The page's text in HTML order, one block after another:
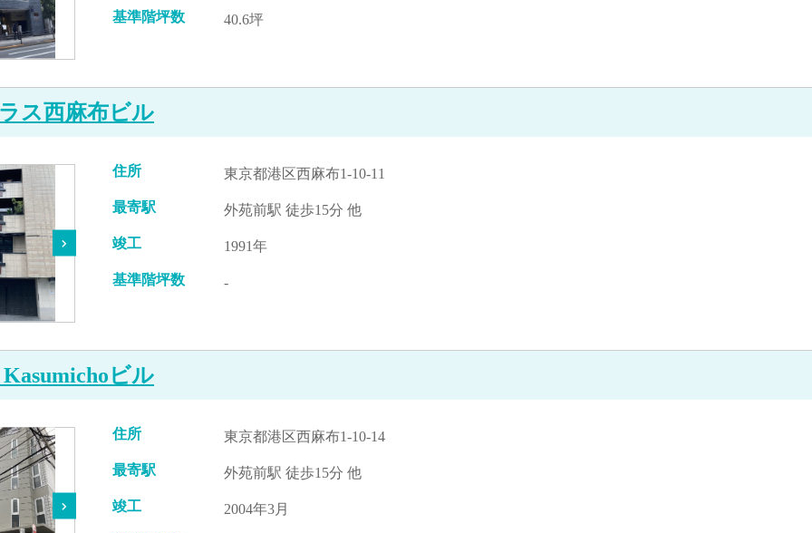
基準階坪数 40.6坪
ス西麻布ビル
住所 東京都港区西麻布1-10-11
最寄駅 外苑前駅 徒歩15分 他
竣工 1991年
基準階坪数 -
ビル
住所 東京都港区西麻布1-10-14
最寄駅 外苑前駅 徒歩15分 他
竣工 2004年3月